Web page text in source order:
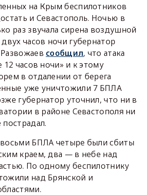
на Крым беспилотников
и Севастополь. Ночью в
раз звучала сирена воздушной
часов ночи губернатор
сообщил, что атака
12 часов ночи» и к этому
в отдалении от берега
уже уничтожили 7 БПЛА
губернатор уточнил, что ни в
в районе Севастополя ни
БПЛА четыре были сбиты
краем, два — в небе над
По одному беспилотнику
над Брянской и